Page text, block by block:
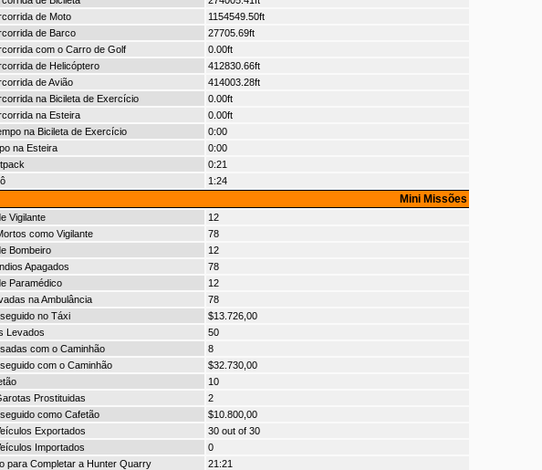
de Moto
1154549.50ft
de Barco
27705.69ft
com o Carro de Golf
0.00ft
de Helicóptero
412830.66ft
de Avião
414003.28ft
na Bicileta de Exercício
0.00ft
na Esteira
0.00ft
na Bicileta de Exercício
0:00
na Esteira
0:00
0:21
1:24
Mini Missões
Vigilante
12
como Vigilante
78
Bombeiro
12
Apagados
78
Paramédico
12
na Ambulância
78
no Táxi
$13.726,00
Levados
50
com o Caminhão
8
com o Caminhão
$32.730,00
10
Prostituidas
2
como Cafetão
$10.800,00
Exportados
30 out of 30
Importados
0
para Completar a Hunter Quarry
21:21